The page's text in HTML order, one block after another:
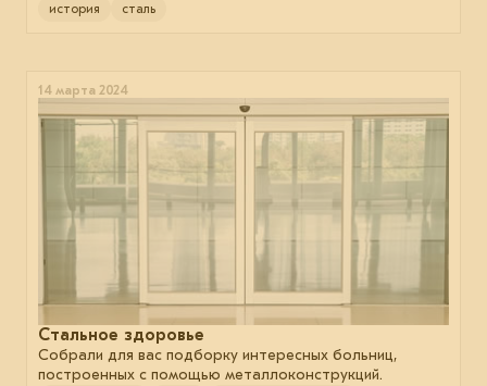
история сталь
14 марта 2024
Стальное здоровье
Собрали для вас подборку интересных больниц,
построенных с помощью металлоконструкций.